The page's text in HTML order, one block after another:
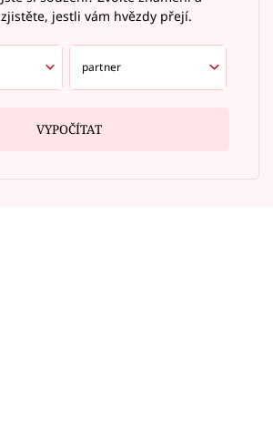
zjistěte, jestli vám hvězdy přejí.
VYPOČÍTAT